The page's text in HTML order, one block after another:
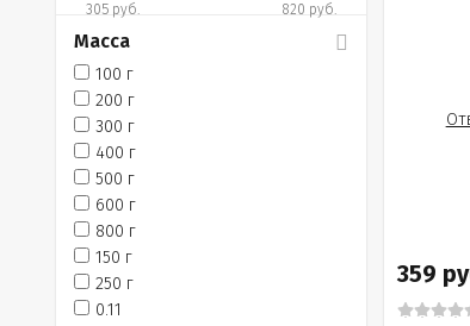
305 руб. 820 руб.
Масса
100 г
200 г
300 г
400 г
500 г
600 г
800 г
150 г
250 г
0.11
359